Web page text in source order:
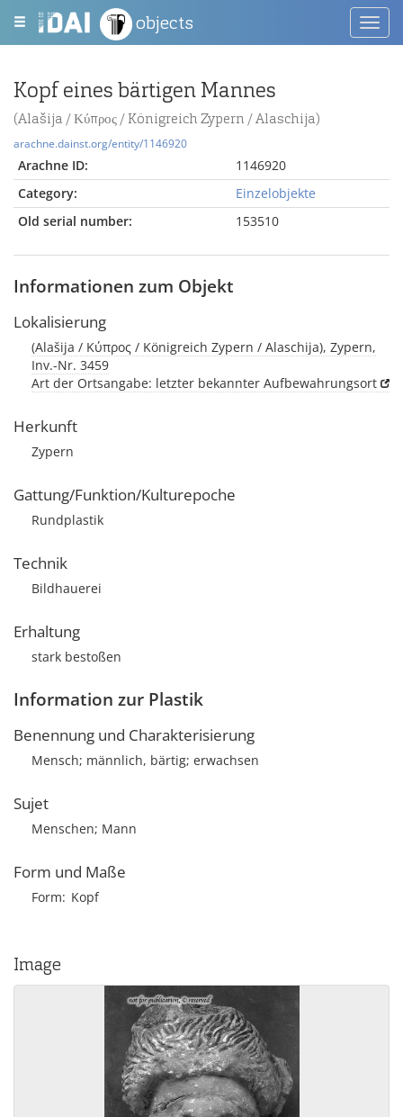
objects
Kopf eines bärtigen Mannes
(Alašija / Κύπρος / Königreich Zypern / Alaschija)
arachne.dainst.org/entity/1146920
Arachne ID:
1146920
Category:
Einzelobjekte
Old serial number:
153510
Informationen zum Objekt
Lokalisierung
(Alašija / Κύπρος / Königreich Zypern / Alaschija), Zypern,
Inv.-Nr. 3459
Art der Ortsangabe: letzter bekannter Aufbewahrungsort
Herkunft
Zypern
Gattung/Funktion/Kulturepoche
Rundplastik
Technik
Bildhauerei
Erhaltung
stark bestoßen
Information zur Plastik
Benennung und Charakterisierung
Mensch; männlich, bärtig; erwachsen
Sujet
Menschen; Mann
Form und Maße
Form Kopf
Image